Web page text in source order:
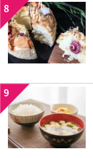
8
9